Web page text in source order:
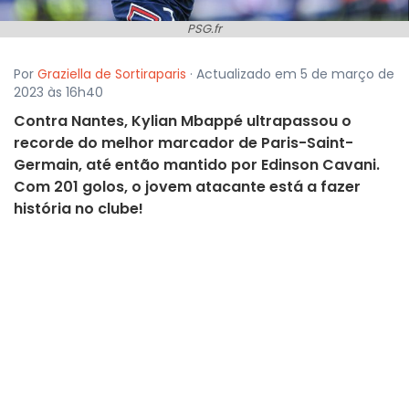
PSG.fr
Por Graziella de Sortiraparis · Actualizado em 5 de março de
2023 às 16h40
Contra Nantes, Kylian Mbappé ultrapassou o
recorde do melhor marcador de Paris-Saint-
Germain, até então mantido por Edinson Cavani.
Com 201 golos, o jovem atacante está a fazer
história no clube!